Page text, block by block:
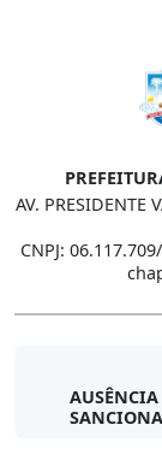
AV. PRESIDENTE
CNPJ:
AUSÊNCIA